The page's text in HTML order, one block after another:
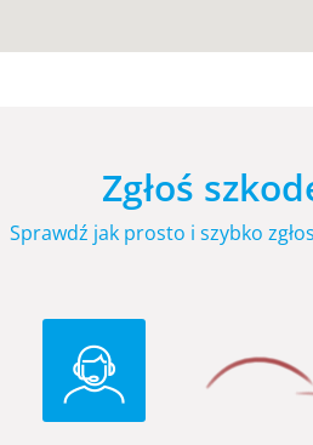
Zgłoś
Sprawdź jak prosto i szybko